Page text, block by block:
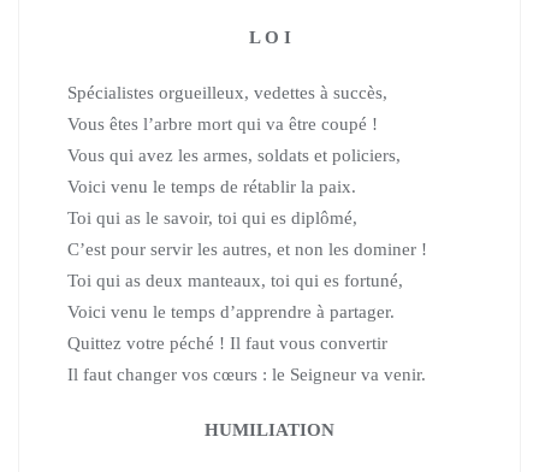
L O I
Spécialistes orgueilleux, vedettes à succès,
Vous êtes l’arbre mort qui va être coupé !
Vous qui avez les armes, soldats et policiers,
Voici venu le temps de rétablir la paix.
Toi qui as le savoir, toi qui es diplômé,
C’est pour servir les autres, et non les dominer !
Toi qui as deux manteaux, toi qui es fortuné,
Voici venu le temps d’apprendre à partager.
Quittez votre péché ! Il faut vous convertir
Il faut changer vos cœurs : le Seigneur va venir.
HUMILIATION